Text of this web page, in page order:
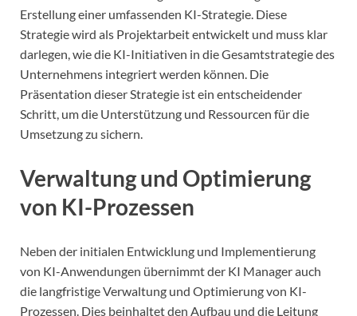
Erstellung einer umfassenden KI-Strategie. Diese
Strategie wird als Projektarbeit entwickelt und muss klar
darlegen, wie die KI-Initiativen in die Gesamtstrategie des
Unternehmens integriert werden können. Die
Präsentation dieser Strategie ist ein entscheidender
Schritt, um die Unterstützung und Ressourcen für die
Umsetzung zu sichern.
Verwaltung und Optimierung
von KI-Prozessen
Neben der initialen Entwicklung und Implementierung
von KI-Anwendungen übernimmt der KI Manager auch
die langfristige Verwaltung und Optimierung von KI-
Prozessen. Dies beinhaltet den Aufbau und die Leitung